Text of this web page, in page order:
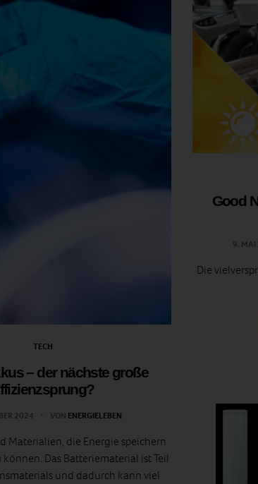
TECH
– der nächste große
2024 VON ENERGIELEBEN
Materialien, die Energie speichern
Das Batteriematerial ist Teil
und dadurch kann viel
Good
9.
Die